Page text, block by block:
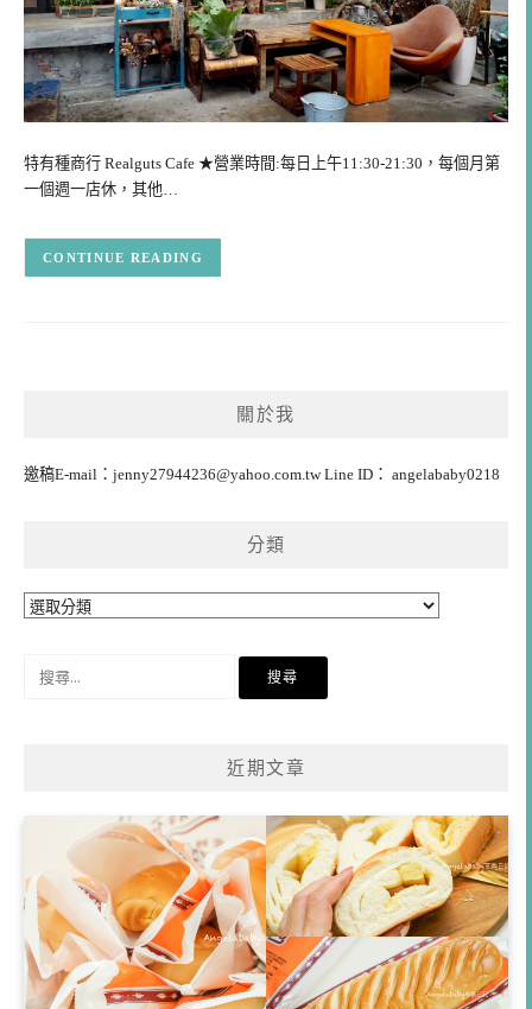
特有種商行 Realguts Cafe ★營業時間:每日上午11:30-21:30，每個月第
一個週一店休，其他…
CONTINUE READING
關於我
邀稿E-mail： jenny27944236@yahoo.com.twLine ID： angelababy0218
分類
分
近期文章